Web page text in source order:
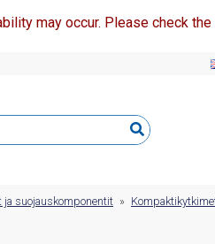
may occur. Please check
ja suojauskomponentit »